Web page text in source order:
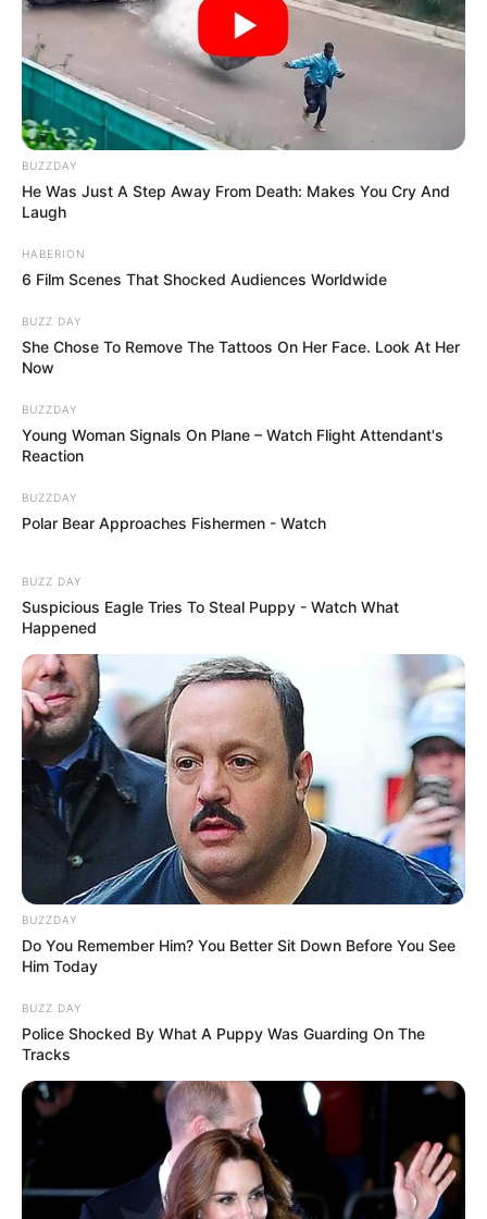
BUZZDAY
He Was Just A Step Away From Death: Makes You Cry And
Laugh
HABERION
6 Film Scenes That Shocked Audiences Worldwide
BUZZ DAY
She Chose To Remove The Tattoos On Her Face. Look At Her
Now
BUZZDAY
Young Woman Signals On Plane – Watch Flight Attendant's
Reaction
BUZZDAY
Polar Bear Approaches Fishermen - Watch
BUZZ DAY
Suspicious Eagle Tries To Steal Puppy - Watch What
Happened
BUZZDAY
Do You Remember Him? You Better Sit Down Before You See
Him Today
BUZZ DAY
Police Shocked By What A Puppy Was Guarding On The
Tracks